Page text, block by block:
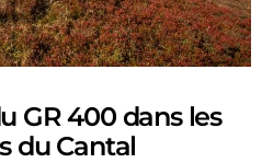
GR 400 dans les
du Cantal